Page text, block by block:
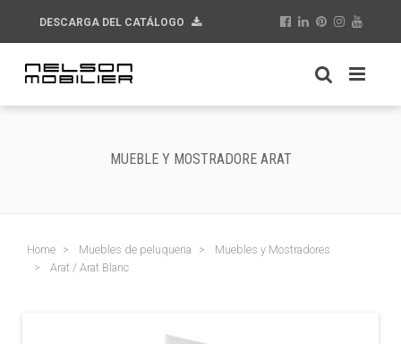
DESCARGA DEL CATÁLOGO
MUEBLE Y MOSTRADORE ARAT
Home Muebles de peluqueria
Muebles y Mostradores
Arat / Arat Blanc